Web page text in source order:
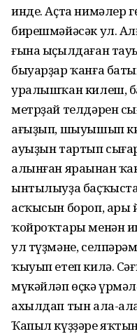
инде. Аҫта нимәлер
бирешмәйәсәк ул.
ғына ыҫылдаған
быуарҙар ҡанға
уралышҡан килеш,
метрҙай телдәрен
ағыҙып, шыуышып
ауыҙын тартып
алынған яраһынан
ынтылыуҙа
асҡысын бороп, ары
ҡойроҡтары менән
ул түҙмәне,
ҡыуып етеп килә.
мүкәйләп өҫкә
ахылдап тын ала-
Ҡапыл күҙҙәре